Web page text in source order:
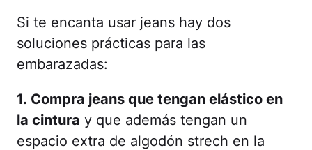
Si te encanta usar jeans hay dos
soluciones prácticas para las
embarazadas:
1. Compra jeans que tengan elástico en
la cintura y que además tengan un
espacio extra de algodón strech en la